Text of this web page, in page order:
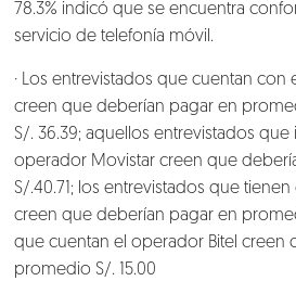
Talento
Conversemos
78.3% indicó que se encuentra
servicio de telefonía móvil.
· Los entrevistados que cuentan con
creen que deberían pagar en
S/. 36.39; aquellos entrevistados
operador Movistar creen que
S/.40.71; los entrevistados que
creen que deberían pagar en
que cuentan el operador Bitel creen
promedio S/. 15.00